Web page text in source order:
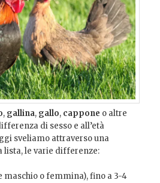
, gallina, gallo, cappone o altre
di sesso e all’età
sveliamo attraverso una
lista, le varie differenze:
maschio o femmina), fino a 3-4